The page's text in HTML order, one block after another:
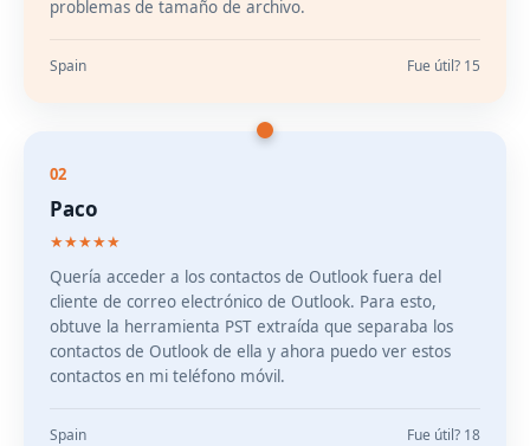
problemas de tamaño de archivo.
Spain Fue útil? 15
02
Paco
★★★★★
Quería acceder a los contactos de Outlook fuera del
cliente de correo electrónico de Outlook. Para esto,
obtuve la herramienta PST extraída que separaba los
contactos de Outlook de ella y ahora puedo ver estos
contactos en mi teléfono móvil.
Spain Fue útil? 18